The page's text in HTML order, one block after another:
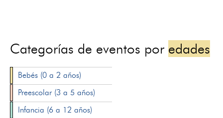
Categorías de eventos por edades
Bebés (0 a 2 años)
Preescolar (3 a 5 años)
Infancia (6 a 12 años)